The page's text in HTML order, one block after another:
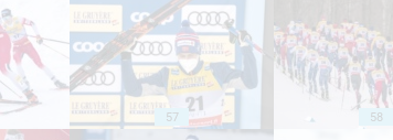
57 58